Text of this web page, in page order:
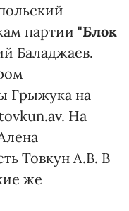
партии "Блок
Баладжаев.
Грыжука на
На
Товкун А.В. В
же